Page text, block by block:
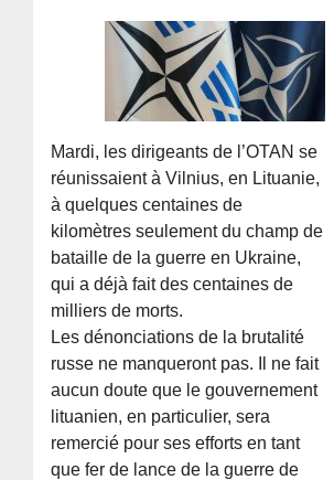
Mardi, les dirigeants de l’OTAN se
réunissaient à Vilnius, en Lituanie,
à quelques centaines de
kilomètres seulement du champ de
bataille de la guerre en Ukraine,
qui a déjà fait des centaines de
milliers de morts.
Les dénonciations de la brutalité
russe ne manqueront pas. Il ne fait
aucun doute que le gouvernement
lituanien, en particulier, sera
remercié pour ses efforts en tant
que fer de lance de la guerre de